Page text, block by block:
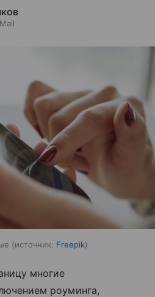
источник: Freepik
многие
роуминга,